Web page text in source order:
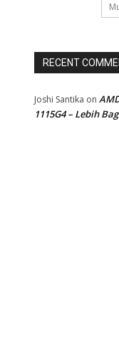
RECENT
Joshi Santika on
1115G4 – Lebih